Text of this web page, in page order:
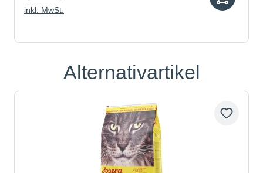
inkl. MwSt.
Produktgalerie überspringen
Alternativartikel